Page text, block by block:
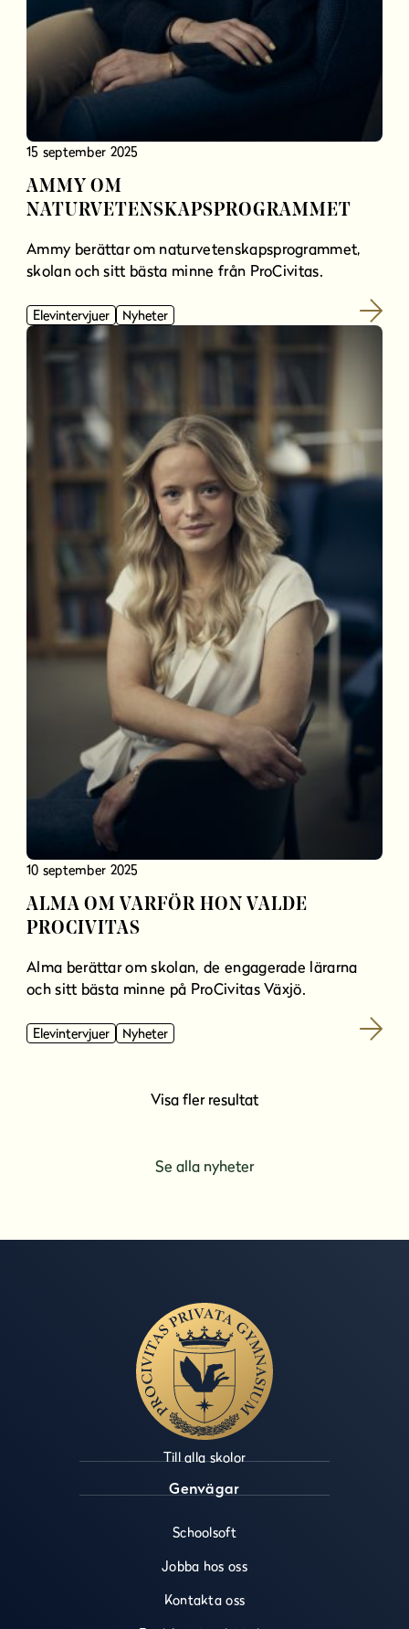
15 september 2025
AMMY OM
NATURVETENSKAPSPROGRAMMET
Ammy berättar om naturvetenskapsprogrammet,
skolan och sitt bästa minne från ProCivitas.
Elevintervjuer Nyheter
10 september 2025
ALMA OM VARFÖR HON VALDE
PROCIVITAS
Alma berättar om skolan, de engagerade lärarna
och sitt bästa minne på ProCivitas Växjö.
Elevintervjuer Nyheter
Visa fler resultat
Se alla nyheter
Till alla skolor
Genvägar
Schoolsoft
Jobba hos oss
Kontakta oss